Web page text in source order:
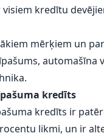
kredītu
mērķiem un
automašīna
kredīts
kredīts ir
likmi, un ir